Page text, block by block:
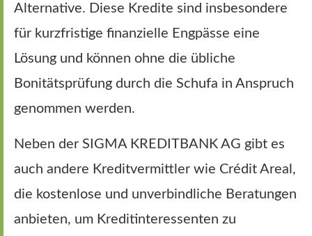
Alternative. Diese Kredite sind insbesondere
für kurzfristige finanzielle Engpässe eine
Lösung und können ohne die übliche
Bonitätsprüfung durch die Schufa in Anspruch
genommen werden.
Neben der SIGMA KREDITBANK AG gibt es
auch andere Kreditvermittler wie Crédit Areal,
die kostenlose und unverbindliche Beratungen
anbieten, um Kreditinteressenten zu